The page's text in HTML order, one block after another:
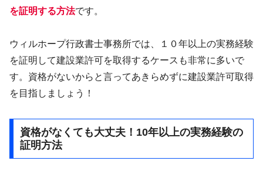
を証明する方法です。
ウィルホープ行政書士事務所では、１０年以上の実務経験
を証明して建設業許可を取得するケースも非常に多いで
す。資格がないからと言ってあきらめずに建設業許可取得
を目指しましょう！
資格がなくても大丈夫！10年以上の実務経験の
証明方法